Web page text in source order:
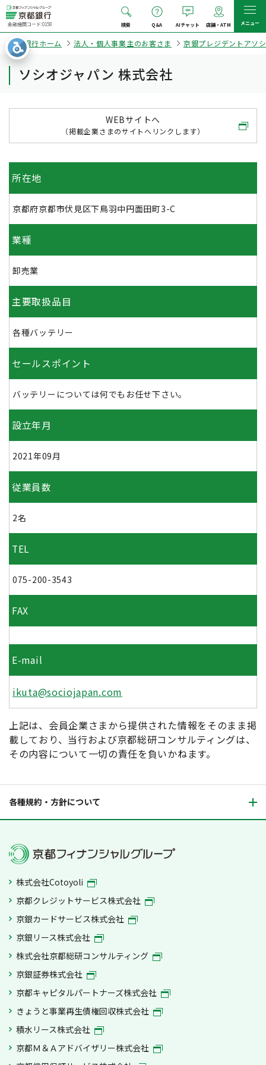
金融機関コード:0158 検索 Q&A AIチャット 店舗・ATM メニュー
京都銀行ホーム 法人・個人事業主のお客さま 京銀プレジデントアソ
ソシオジャパン 株式会社
WEBサイトへ
（掲載企業さまのサイトへリンクします）
所在地
京都府京都市伏見区下鳥羽中円面田町3-C
業種
卸売業
主要取扱品目
各種バッテリー
セールスポイント
バッテリーについては何でもお任せ下さい。
設立年月
2021年09月
従業員数
2名
TEL
075-200-3543
FAX
E-mail
ikuta@sociojapan.com
上記は、会員企業さまから提供された情報をそのまま掲
載しており、当行および京都総研コンサルティングは、
その内容について一切の責任を負いかねます。
各種規約・方針について
株式会社Cotoyoli
京都クレジットサービス株式会社
京銀カードサービス株式会社
京銀リース株式会社
株式会社京都総研コンサルティング
京銀証券株式会社
京都キャピタルパートナーズ株式会社
きょうと事業再生債権回収株式会社
積水リース株式会社
京都Ｍ＆Ａアドバイザリー株式会社